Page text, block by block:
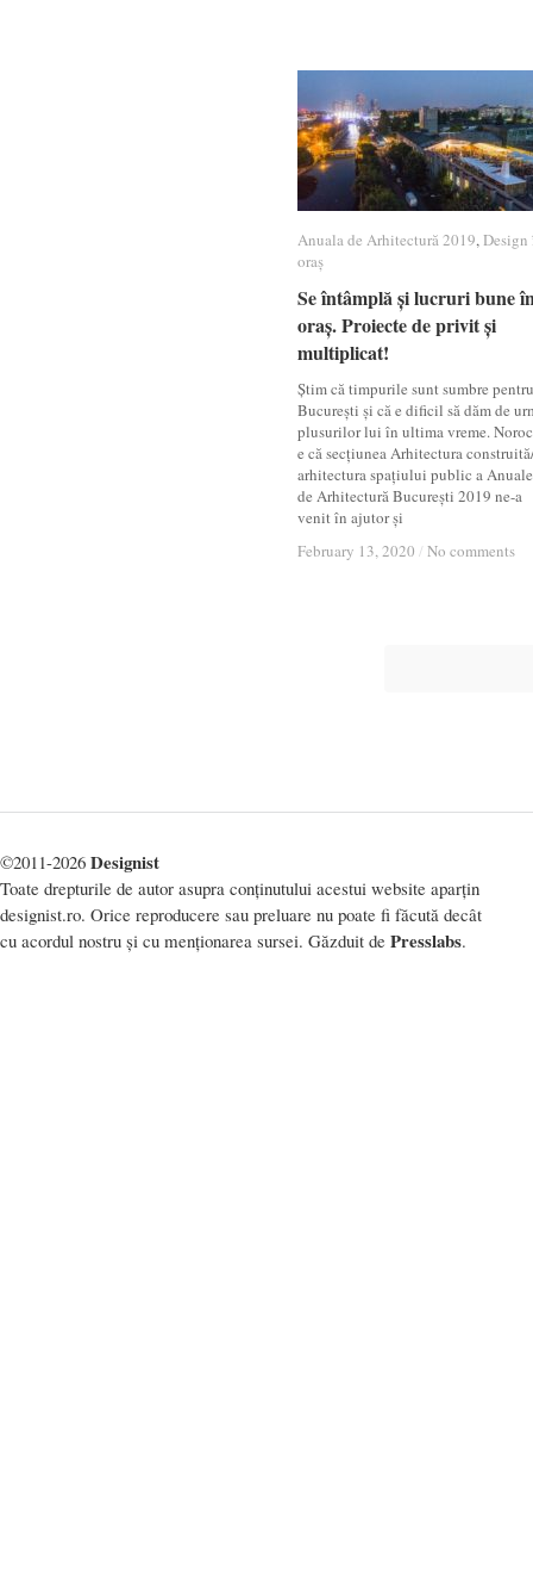
Anuala de Arhitectură 2019,Design
oraș
Se întâmplă și lucruri bune
oraș. Proiecte de privit și
multiplicat!
Știm că timpurile sunt sumbre pentru
București și că e dificil să dăm de
plusurilor lui în ultima vreme.
e că secțiunea Arhitectura
arhitectura spațiului public a
de Arhitectură București 2019 ne-a
venit în ajutor și
February 13, 2020 / No comments
Anuala de Arhitectură 2019 Design
oraș
Se întâmplă și lucruri bune
oraș. Proiecte de privit și
multiplicat!
February 13, 2020 / No comments
©2011-2026 Designist
Toate drepturile de autor asupra conținutului acestui website aparțin
designist.ro. Orice reproducere sau preluare nu poate fi făcută decât
cu acordul nostru și cu menționarea sursei. Găzduit de Presslabs.